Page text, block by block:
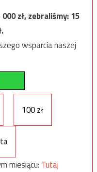
000zł, zebraliśmy:15
wsparcia naszej
100 zł
miesiącu: Tutaj